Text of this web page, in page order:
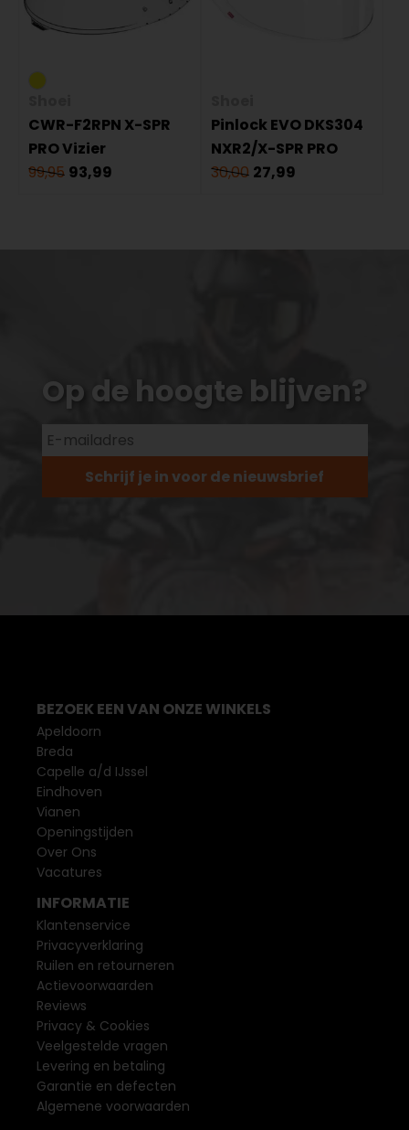
CWR-F2RPN X-SPR
PRO Vizier
99,95 93,99
Pinlock EVO DKS304
NXR2/X-SPR PRO
30,00 27,99
Op de hoogte blijven?
Schrijf je in voor de nieuwsbrief
BEZOEK EEN VAN ONZE WINKELS
Apeldoorn
Breda
Capelle a/d IJssel
Eindhoven
Vianen
Openingstijden
Over Ons
Vacatures
INFORMATIE
Klantenservice
Privacyverklaring
Ruilen en retourneren
Actievoorwaarden
Reviews
Privacy & Cookies
Veelgestelde vragen
Levering en betaling
Garantie en defecten
Algemene voorwaarden